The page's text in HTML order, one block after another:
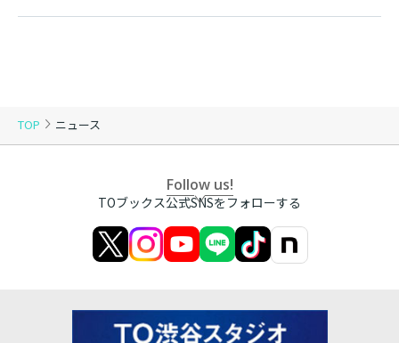
TOP ニュース
Follow us!
TOブックス公式SNSをフォローする